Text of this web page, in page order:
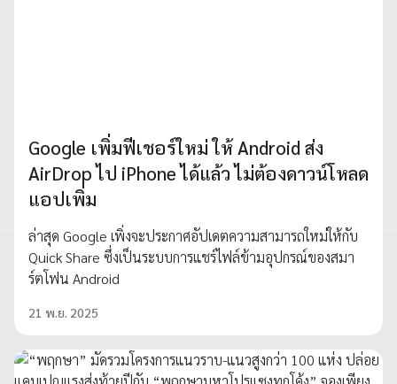
Google เพิ่มฟีเชอร์ใหม่ ให้ Android ส่ง
AirDrop ไป iPhone ได้แล้ว ไม่ต้องดาวน์โหลด
แอปเพิ่ม
ล่าสุด Google เพิ่งจะประกาศอัปเดตความสามารถใหม่ให้กับ
Quick Share ซึ่งเป็นระบบการแชร์ไฟล์ข้ามอุปกรณ์ของสมา
ร์ตโฟน Android
21 พ.ย. 2025